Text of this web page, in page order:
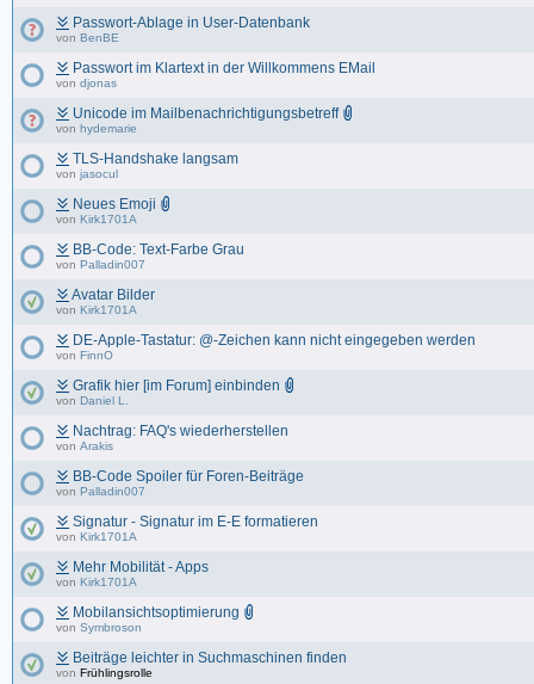
Passwort-Ablage in User-Datenbank
von BenBE
Passwort im Klartext in der Willkommens EMail
von djonas
Unicode im Mailbenachrichtigungsbetreff
von hydemarie
TLS-Handshake langsam
von jasocul
Neues Emoji
von Kirk1701A
BB-Code: Text-Farbe Grau
von Palladin007
Avatar Bilder
von Kirk1701A
DE-Apple-Tastatur: @-Zeichen kann nicht eingegeben werden
von FinnO
Grafik hier [im Forum] einbinden
von Daniel L.
Nachtrag: FAQ's wiederherstellen
von Arakis
BB-Code Spoiler für Foren-Beiträge
von Palladin007
Signatur - Signatur im E-E formatieren
von Kirk1701A
Mehr Mobilität - Apps
von Kirk1701A
Mobilansichtsoptimierung
von Symbroson
Beiträge leichter in Suchmaschinen finden
von Frühlingsrolle